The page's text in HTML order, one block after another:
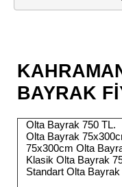
BAYRAK
Olta Bayrak 750 TL.
Olta Bayrak
75x300cm Olta
Klasik Olta Bayrak
Standart Olta Bayrak